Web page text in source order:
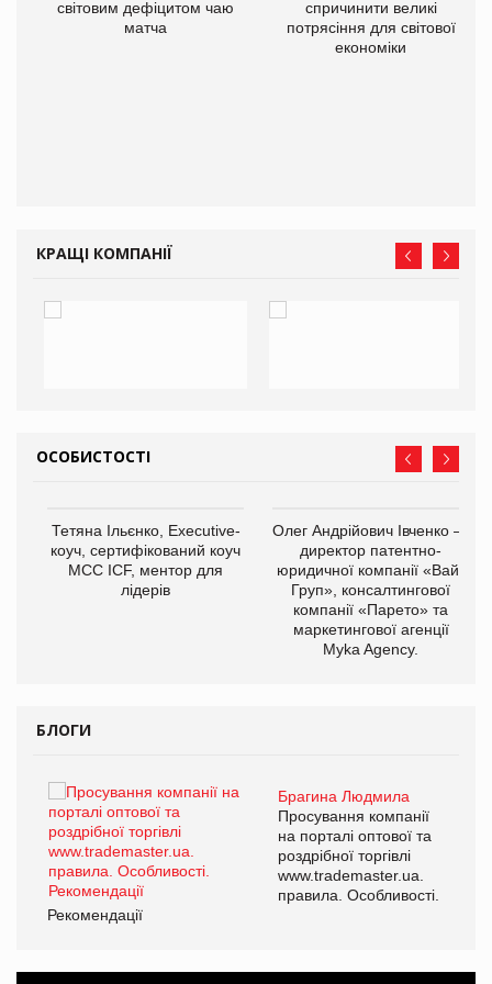
світовим дефіцитом чаю
матча
спричинити великі
потрясіння для світової
економіки
КРАЩІ КОМПАНІЇ
ОСОБИСТОСТІ
Тетяна Ільєнко, Executive-
коуч, сертифікований коуч
МСС ICF, ментор для
лідерів
Олег Андрійович Івченко —
директор патентно-
юридичної компанії «Вайз
Груп», консалтингової
компанії «Парето» та
маркетингової агенції
Myka Agency.
БЛОГИ
Брагина Людмила
Просування компанії
на порталі оптової та
роздрібної торгівлі
www.trademaster.ua.
правила. Особливості.
Рекомендації